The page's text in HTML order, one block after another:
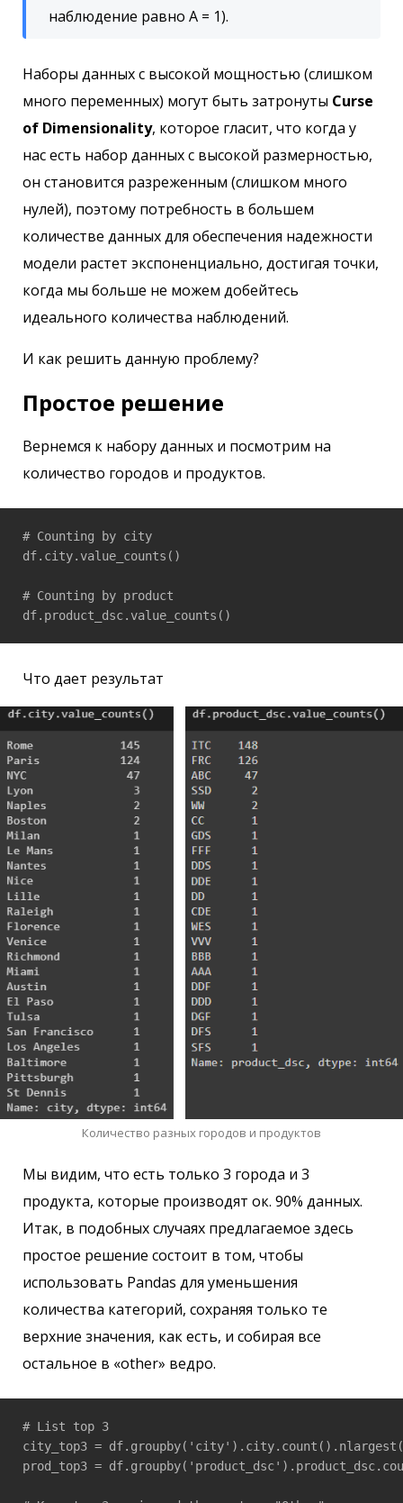
наблюдение равно A = 1).
Наборы данных с высокой мощностью (слишком
много переменных) могут быть затронуты Curse
of Dimensionality, которое гласит, что когда у
нас есть набор данных с высокой размерностью,
он становится разреженным (слишком много
нулей), поэтому потребность в большем
количестве данных для обеспечения надежности
модели растет экспоненциально, достигая точки,
когда мы больше не можем добейтесь
идеального количества наблюдений.
И как решить данную проблему?
Простое решение
Вернемся к набору данных и посмотрим на
количество городов и продуктов.
# Counting by city
df.city.value_counts()
# Counting by product
df.product_dsc.value_counts()
Что дает результат
Количество разных городов и продуктов
Мы видим, что есть только 3 города и 3
продукта, которые производят ок. 90% данных.
Итак, в подобных случаях предлагаемое здесь
простое решение состоит в том, чтобы
использовать Pandas для уменьшения
количества категорий, сохраняя только те
верхние значения, как есть, и собирая все
остальное в «other» ведро.
# List top 3
city_top3 =
prod_top3 =